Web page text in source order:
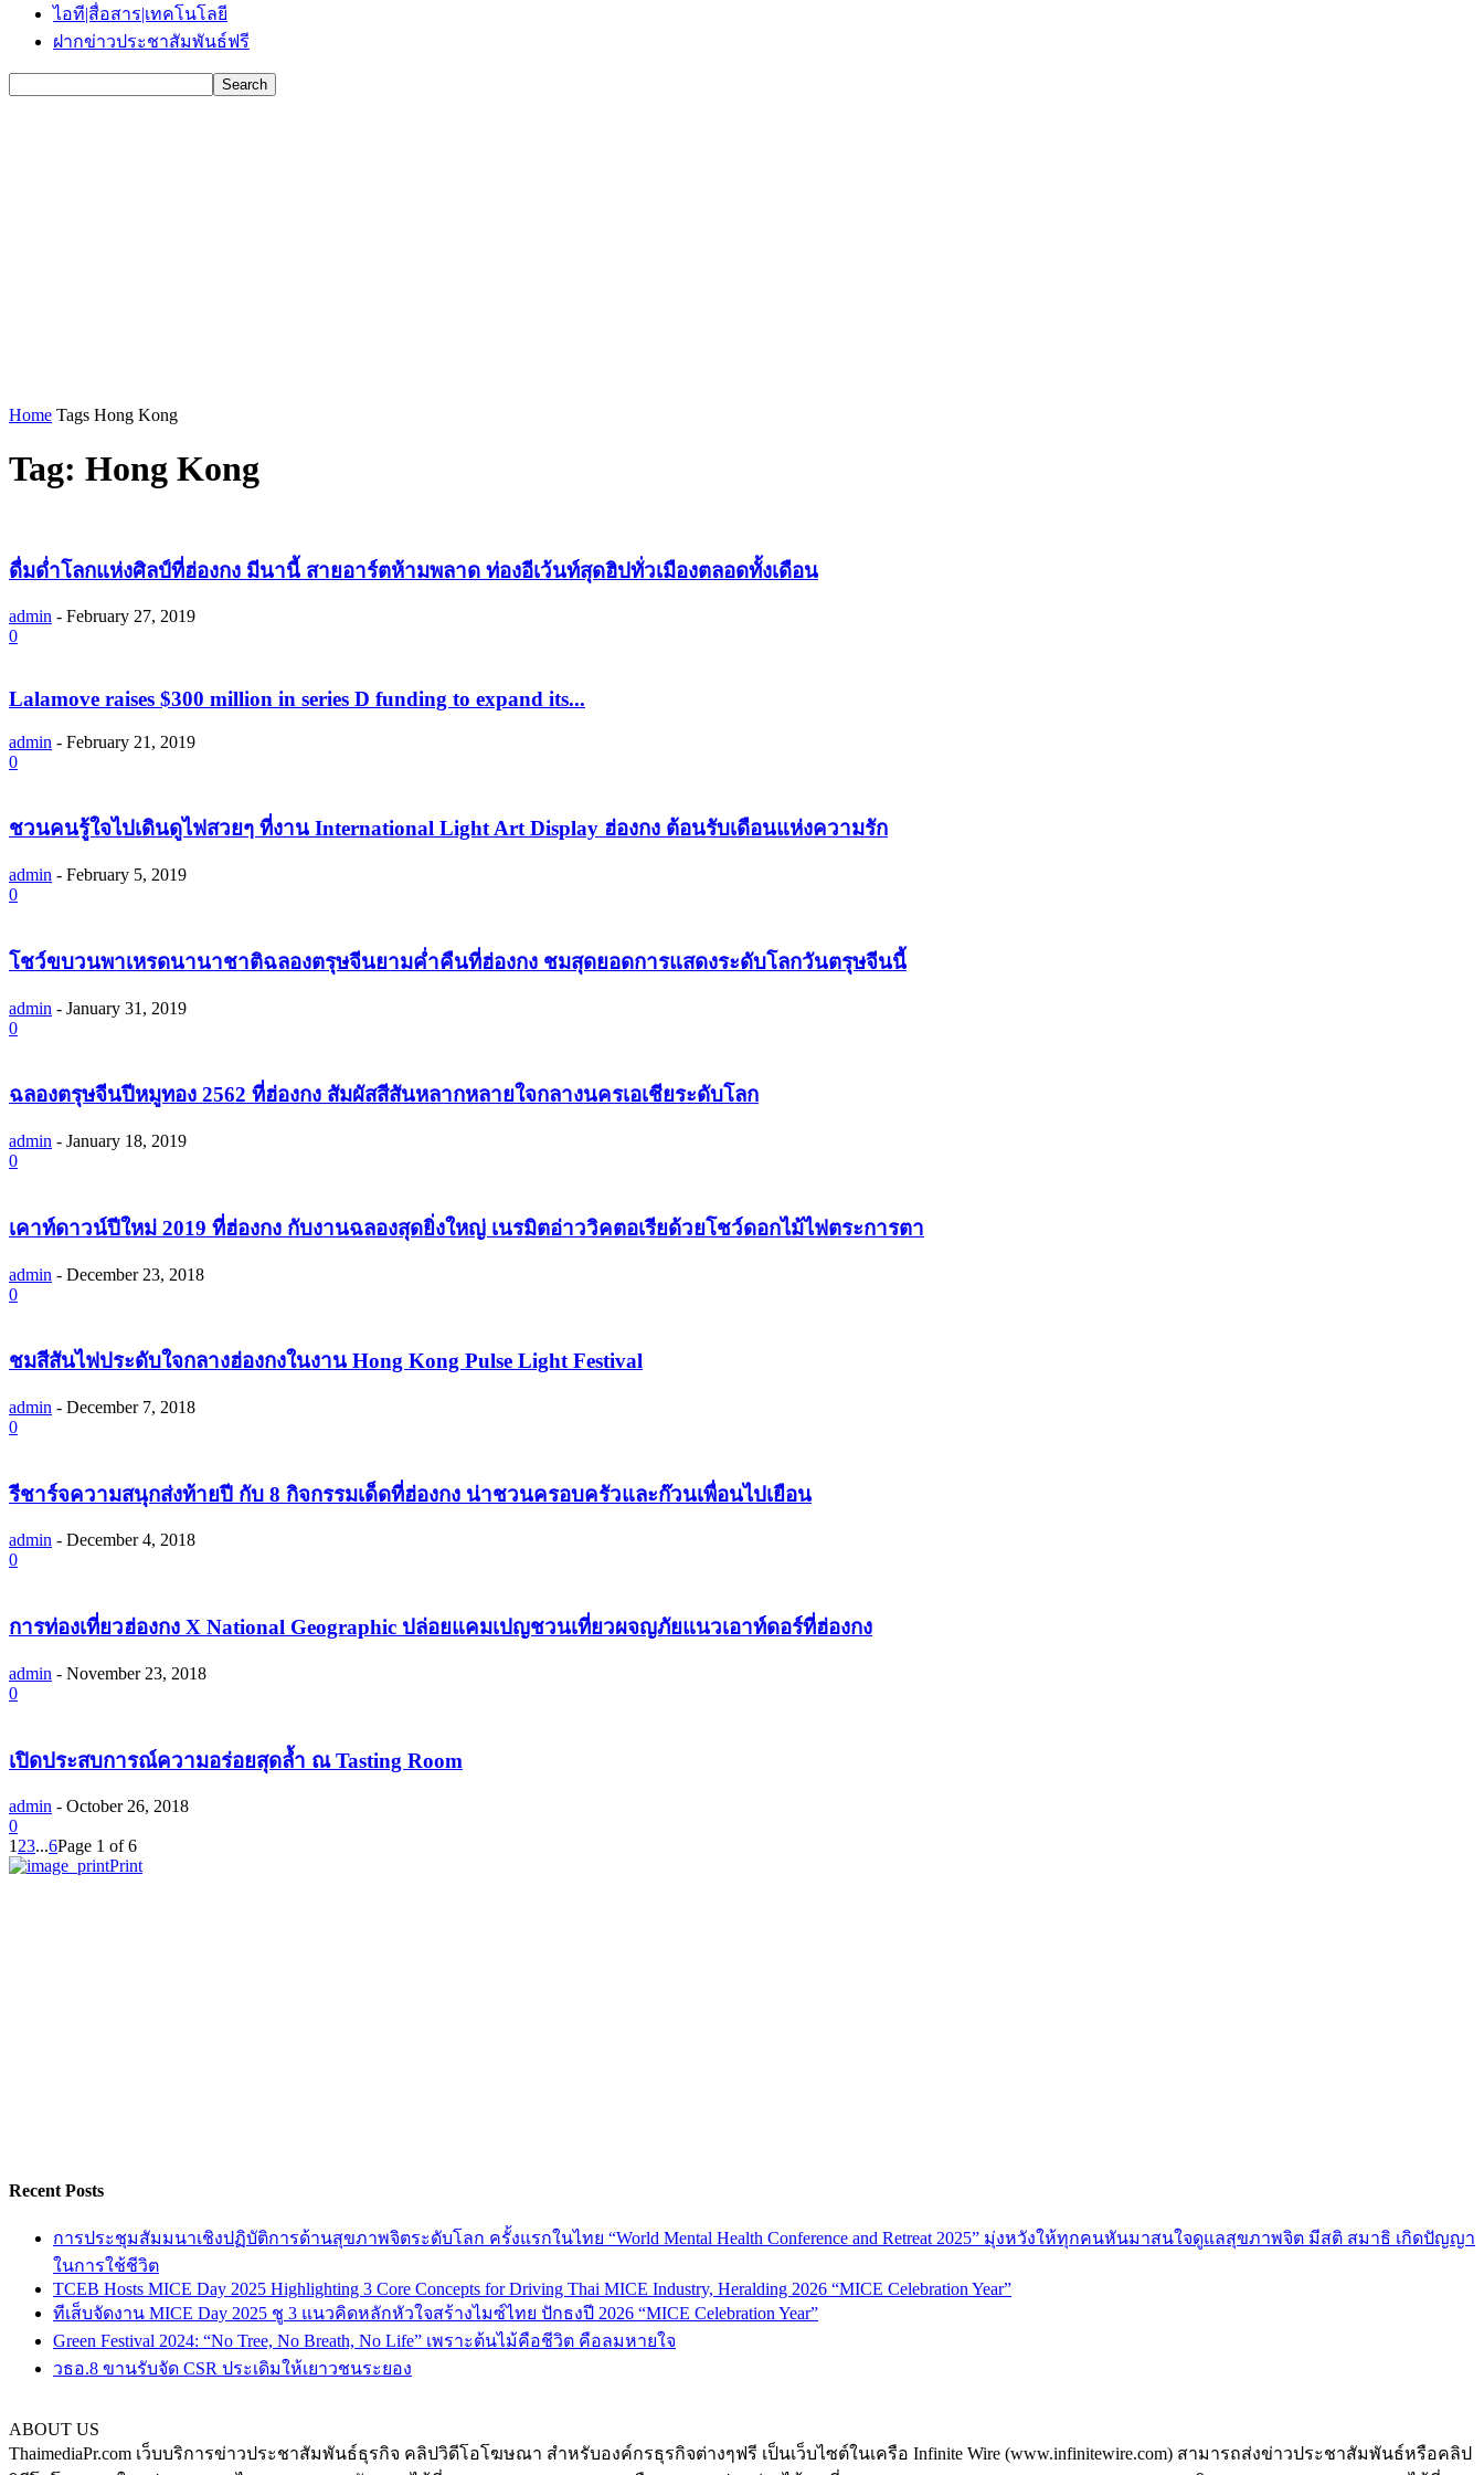
ไอที|สื่อสาร|เทคโนโลยี
ฝากข่าวประชาสัมพันธ์ฟรี
Home Tags Hong Kong
Tag: Hong Kong
ดื่มด่ำโลกแห่งศิลป์ที่ฮ่องกง มีนานี้ สายอาร์ตห้ามพลาด ท่องอีเว้นท์สุดฮิปทั่วเมืองตลอดทั้งเดือน
admin - February 27, 2019
0
Lalamove raises $300 million in series D funding to expand its...
admin - February 21, 2019
0
ชวนคนรู้ใจไปเดินดูไฟสวยๆ ที่งาน International Light Art Display ฮ่องกง ต้อนรับเดือนแห่งความรัก
admin - February 5, 2019
0
โชว์ขบวนพาเหรดนานาชาติฉลองตรุษจีนยามค่ำคืนที่ฮ่องกง ชมสุดยอดการแสดงระดับโลกวันตรุษจีนนี้
admin - January 31, 2019
0
ฉลองตรุษจีนปีหมูทอง 2562 ที่ฮ่องกง สัมผัสสีสันหลากหลายใจกลางนครเอเชียระดับโลก
admin - January 18, 2019
0
เคาท์ดาวน์ปีใหม่ 2019 ที่ฮ่องกง กับงานฉลองสุดยิ่งใหญ่ เนรมิตอ่าววิคตอเรียด้วยโชว์ดอกไม้ไฟตระการตา
admin - December 23, 2018
0
ชมสีสันไฟประดับใจกลางฮ่องกงในงาน Hong Kong Pulse Light Festival
admin - December 7, 2018
0
รีชาร์จความสนุกส่งท้ายปี กับ 8 กิจกรรมเด็ดที่ฮ่องกง น่าชวนครอบครัวและก๊วนเพื่อนไปเยือน
admin - December 4, 2018
0
การท่องเที่ยวฮ่องกง X National Geographic ปล่อยแคมเปญชวนเที่ยวผจญภัยแนวเอาท์ดอร์ที่ฮ่องกง
admin - November 23, 2018
0
เปิดประสบการณ์ความอร่อยสุดล้ำ ณ Tasting Room
admin - October 26, 2018
0
1 23...6Page 1 of 6
Print
Recent Posts
การประชุมสัมมนาเชิงปฏิบัติการด้านสุขภาพจิตระดับโลก ครั้งแรกในไทย “World Mental Health Conference and Retreat 2025” มุ่งหวังให้ทุกคนหันมาสนใจดูแลสุขภาพจิต มีสติ สมาธิ เกิดปัญญา
ในการใช้ชีวิต
TCEB Hosts MICE Day 2025 Highlighting 3 Core Concepts for Driving Thai MICE Industry, Heralding 2026 “MICE Celebration Year”
ทีเส็บจัดงาน MICE Day 2025 ชู 3 แนวคิดหลักหัวใจสร้างไมซ์ไทย ปักธงปี 2026 “MICE Celebration Year”
Green Festival 2024: “No Tree, No Breath, No Life” เพราะต้นไม้คือชีวิต คือลมหายใจ
วธอ.8 ขานรับจัด CSR ประเดิมให้เยาวชนระยอง
ABOUT US
ThaimediaPr.com เว็บบริการข่าวประชาสัมพันธ์ธุรกิจ คลิปวิดีโอโฆษณา สำหรับองค์กรธุรกิจต่างๆฟรี เป็นเว็บไซต์ในเครือ Infinite Wire (www.infinitewire.com) สามารถส่งข่าวประชาสัมพันธ์หรือคลิป